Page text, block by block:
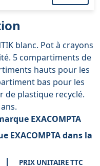
blanc. Pot à crayons
5 compartiments de
hauts pour les
bas pour les
de plastique recyclé.
EXACOMPTA
EXACOMPTA dans la
PRIX UNITAIRE TTC